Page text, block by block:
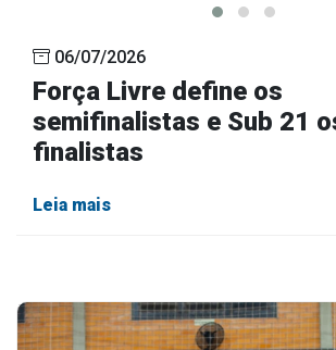
06/07/2026
Força Livre define os
semifinalistas e Sub 21
finalistas
Leia mais